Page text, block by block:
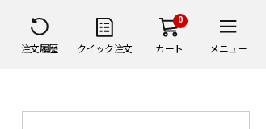
注文履歴 クイック注文
0
カート メニュー